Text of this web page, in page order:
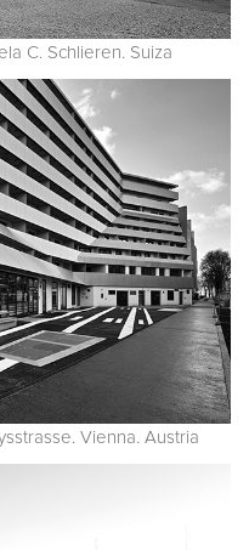
C. Schlieren. Suiza
Vienna. Austria